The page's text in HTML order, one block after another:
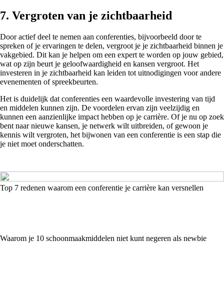
7. Vergroten van je zichtbaarheid
Door actief deel te nemen aan conferenties, bijvoorbeeld door te
spreken of je ervaringen te delen, vergroot je je zichtbaarheid binnen je
vakgebied. Dit kan je helpen om een expert te worden op jouw gebied,
wat op zijn beurt je geloofwaardigheid en kansen vergroot. Het
investeren in je zichtbaarheid kan leiden tot uitnodigingen voor andere
evenementen of spreekbeurten.
Het is duidelijk dat conferenties een waardevolle investering van tijd
en middelen kunnen zijn. De voordelen ervan zijn veelzijdig en
kunnen een aanzienlijke impact hebben op je carrière. Of je nu op zoek
bent naar nieuwe kansen, je netwerk wilt uitbreiden, of gewoon je
kennis wilt vergroten, het bijwonen van een conferentie is een stap die
je niet moet onderschatten.
Top 7 redenen waarom een conferentie je carrière kan versnellen
Waarom je 10 schoonmaakmiddelen niet kunt negeren als newbie